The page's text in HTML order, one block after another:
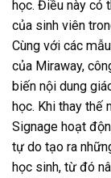
học. Điều này có
của sinh viên
Cùng với các
của Miraway,
biến nội dung
học. Khi thay thế
Signage hoạt
tự do tạo ra
học sinh, từ đó